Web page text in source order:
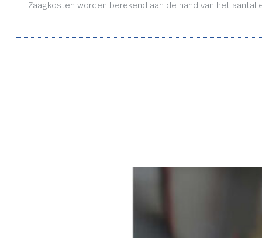
Zaagkosten worden berekend aan de hand van het